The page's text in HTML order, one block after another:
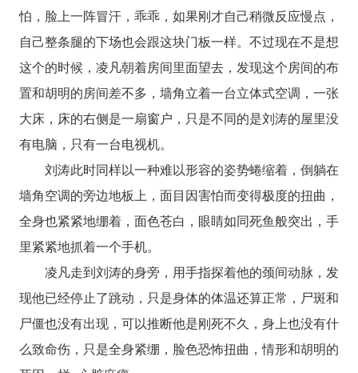
怕，脸上一阵冒汗，乖乖，如果刚才自己稍微反应慢点，
自己整条腿的下场也会跟这块门板一样。不过现在不是想
这个的时候，凌凡朝着房间里面望去，发现这个房间的布
置和胡明的房间差不多，墙角立着一台立体式空调，一张
大床，床的右侧是一扇窗户，只是不同的是刘涛的屋里没
有电脑，只有一台电视机。
刘涛此时同样以一种难以形容的姿势蜷缩着，倒躺在
墙角空调的旁边地板上，面目因害怕而变得极度的扭曲，
全身也紧紧地绷着，面色苍白，眼睛如同死鱼般突出，手
里紧紧地抓着一个手机。
凌凡走到刘涛的身旁，用手指探着他的颈间动脉，发
现他已经停止了跳动，只是身体的体温还算正常，尸斑和
尸僵也没有出现，可以推断他是刚死不久，身上也没有什
么致命伤，只是全身紧绷，脸色恐怖扭曲，情形和胡明的